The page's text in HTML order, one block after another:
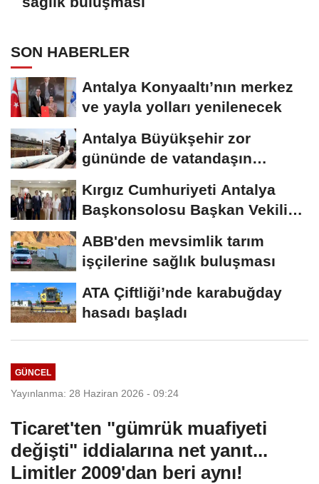
SON HABERLER
Antalya Konyaaltı’nın merkez
ve yayla yolları yenilenecek
Antalya Büyükşehir zor
gününde de vatandaşın
Kırgız Cumhuriyeti Antalya
Başkonsolosu Başkan Vekili
ABB'den mevsimlik tarım
işçilerine sağlık buluşması
ATA Çiftliği’nde karabuğday
hasadı başladı
GÜNCEL
Yayınlanma: 28 Haziran 2026 - 09:24
Ticaret'ten "gümrük muafiyeti
değişti" iddialarına net yanıt...
Limitler 2009'dan beri aynı!